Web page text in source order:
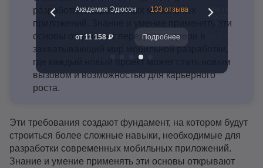
разработки современных мобильных
приложений. Знание и умение применять эти
основы открывают перед вами двери в
захватывающий мир мобильной разработки,
где каждый новый проект может стать новым
вызовом и возможностью для карьерного
роста.
Эти требования создают фундамент, на котором будут
строиться более сложные навыки, необходимые для
разработки современных мобильных приложений.
Знание и умение применять эти основы открывают
47 отзывов
Подробнее
Академия Эдюсон 133 отзыва
от 11 158 ₽ Подробнее
Институт
образования